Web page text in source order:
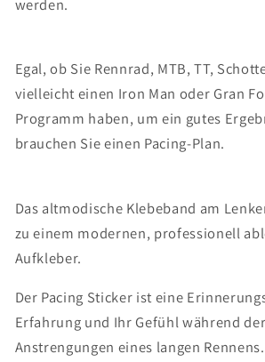
werden.
Egal, ob Sie Rennrad, MTB, TT,
vielleicht einen Iron Man oder Gran
Programm haben, um ein gutes
brauchen Sie einen Pacing-Plan.
Das altmodische Klebeband am
zu einem modernen, professionell
Aufkleber.
Der Pacing Sticker ist eine
Erfahrung und Ihr Gefühl während
Anstrengungen eines langen Rennens.